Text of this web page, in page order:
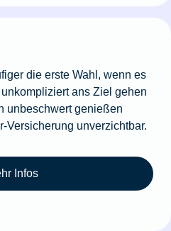
die erste Wahl, wenn es
ans Ziel gehen
unbeschwert genießen
Versicherung unverzichtbar.
Infos